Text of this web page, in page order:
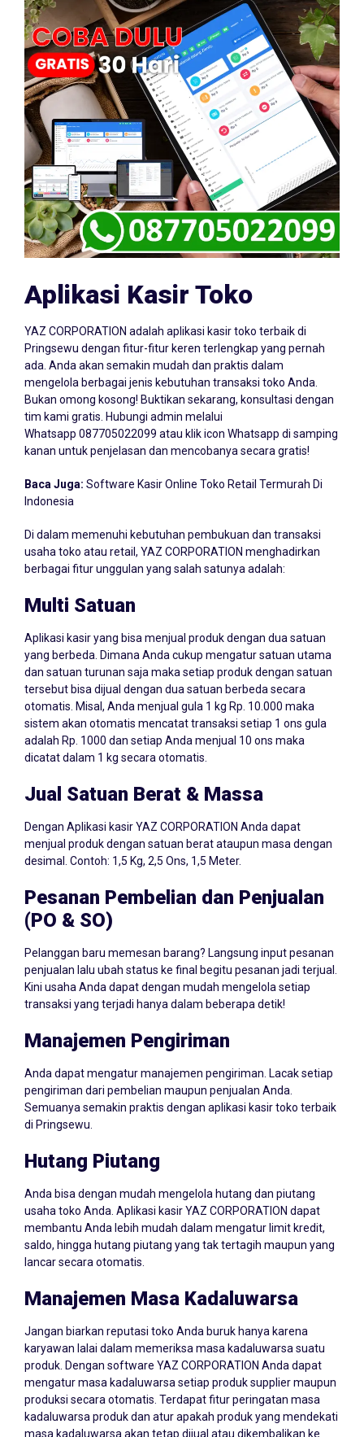
Aplikasi Kasir Toko
YAZ CORPORATION adalah aplikasi kasir toko terbaik di
Pringsewu dengan fitur-fitur keren terlengkap yang pernah
ada. Anda akan semakin mudah dan praktis dalam
mengelola berbagai jenis kebutuhan transaksi toko Anda.
Bukan omong kosong! Buktikan sekarang, konsultasi dengan
tim kami gratis. Hubungi admin melalui
Whatsapp 087705022099 atau klik icon Whatsapp di samping
kanan untuk penjelasan dan mencobanya secara gratis!
Baca Juga: Software Kasir Online Toko Retail Termurah Di
Indonesia
Di dalam memenuhi kebutuhan pembukuan dan transaksi
usaha toko atau retail, YAZ CORPORATION menghadirkan
berbagai fitur unggulan yang salah satunya adalah:
Multi Satuan
Aplikasi kasir yang bisa menjual produk dengan dua satuan
yang berbeda. Dimana Anda cukup mengatur satuan utama
dan satuan turunan saja maka setiap produk dengan satuan
tersebut bisa dijual dengan dua satuan berbeda secara
otomatis. Misal, Anda menjual gula 1 kg Rp. 10.000 maka
sistem akan otomatis mencatat transaksi setiap 1 ons gula
adalah Rp. 1000 dan setiap Anda menjual 10 ons maka
dicatat dalam 1 kg secara otomatis.
Jual Satuan Berat & Massa
Dengan Aplikasi kasir YAZ CORPORATION Anda dapat
menjual produk dengan satuan berat ataupun masa dengan
desimal. Contoh: 1,5 Kg, 2,5 Ons, 1,5 Meter.
Pesanan Pembelian dan Penjualan
(PO & SO)
Pelanggan baru memesan barang? Langsung input pesanan
penjualan lalu ubah status ke final begitu pesanan jadi terjual.
Kini usaha Anda dapat dengan mudah mengelola setiap
transaksi yang terjadi hanya dalam beberapa detik!
Manajemen Pengiriman
Anda dapat mengatur manajemen pengiriman. Lacak setiap
pengiriman dari pembelian maupun penjualan Anda.
Semuanya semakin praktis dengan aplikasi kasir toko terbaik
di Pringsewu.
Hutang Piutang
Anda bisa dengan mudah mengelola hutang dan piutang
usaha toko Anda. Aplikasi kasir YAZ CORPORATION dapat
membantu Anda lebih mudah dalam mengatur limit kredit,
saldo, hingga hutang piutang yang tak tertagih maupun yang
lancar secara otomatis.
Manajemen Masa Kadaluwarsa
Jangan biarkan reputasi toko Anda buruk hanya karena
karyawan lalai dalam memeriksa masa kadaluwarsa suatu
produk. Dengan software YAZ CORPORATION Anda dapat
mengatur masa kadaluwarsa setiap produk supplier maupun
produksi secara otomatis. Terdapat fitur peringatan masa
kadaluwarsa produk dan atur apakah produk yang mendekati
masa kadaluwarsa akan tetap dijual atau dikembalikan ke